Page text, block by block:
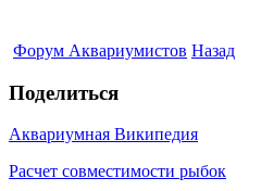
Форум Аквариумистов Назад
Поделиться
Аквариумная Википедия
Расчет совместимости рыбок